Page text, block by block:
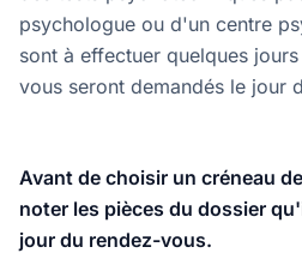
psychologue ou d'un centre
sont à effectuer quelques
vous seront demandés le jour
Avant de choisir un créneau
noter les pièces du dossier
jour du rendez-vous.